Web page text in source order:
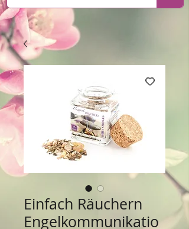
Einfach Räuchern
Engelkommunikatio